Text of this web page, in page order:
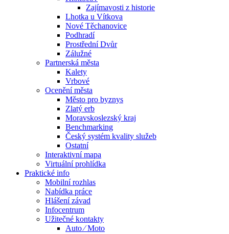
Zajímavosti z historie
Lhotka u Vítkova
Nové Těchanovice
Podhradí
Prostřední Dvůr
Zálužné
Partnerská města
Kalety
Vrbové
Ocenění města
Město pro byznys
Zlatý erb
Moravskoslezský kraj
Benchmarking
Český systém kvality služeb
Ostatní
Interaktivní mapa
Virtuální prohlídka
Praktické info
Mobilní rozhlas
Nabídka práce
Hlášení závad
Infocentrum
Užitečné kontakty
Auto ⁄ Moto